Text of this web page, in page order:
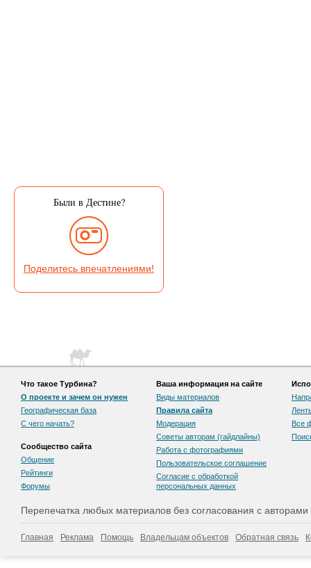
Были в Дестине?
Поделитесь впечатлениями!
Что такое Турбина?
О проекте и зачем он нужен
Географическая база
С чего начать?
Сообщество сайта
Общение
Рейтинги
Форумы
Ваша информация на сайте
Виды материалов
Правила сайта
Модерация
Советы авторам (гайдлайны)
Работа с фотографиями
Пользовательскоe соглашение
Согласие с обработкой
персональных данных
Все
Перепечатка любых материалов без согласования с
Главная Реклама Помощь Владельцам объектов Обратная связь